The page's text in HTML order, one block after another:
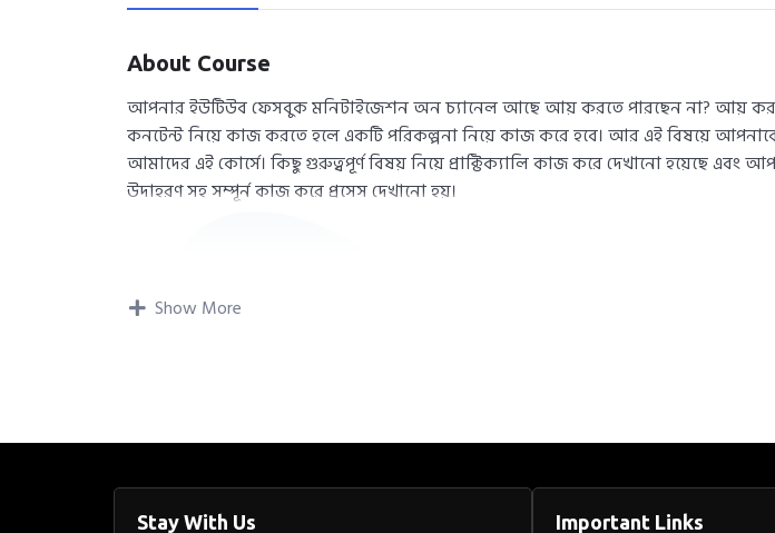
About Course
আপনার ইউটিউব ফেসবুক মনিটাইজেশন অন চ্যানেল আছে আয় করতে পারছেন না? আয়
কনটেন্ট নিয়ে কাজ করতে হলে একটি পরিকল্পনা নিয়ে কাজ করে হবে। আর এই বিষয়ে
আমাদের এই কোর্সে। কিছু গুরুত্বপূর্ণ বিষয় নিয়ে প্র‍াক্টিক্যালি কাজ করে দেখানো হয়েছে এবং
উদাহরণ সহ সম্পূর্ন কাজ করে প্রসেস দেখানো হয়।
Show More
Stay With Us Important Links